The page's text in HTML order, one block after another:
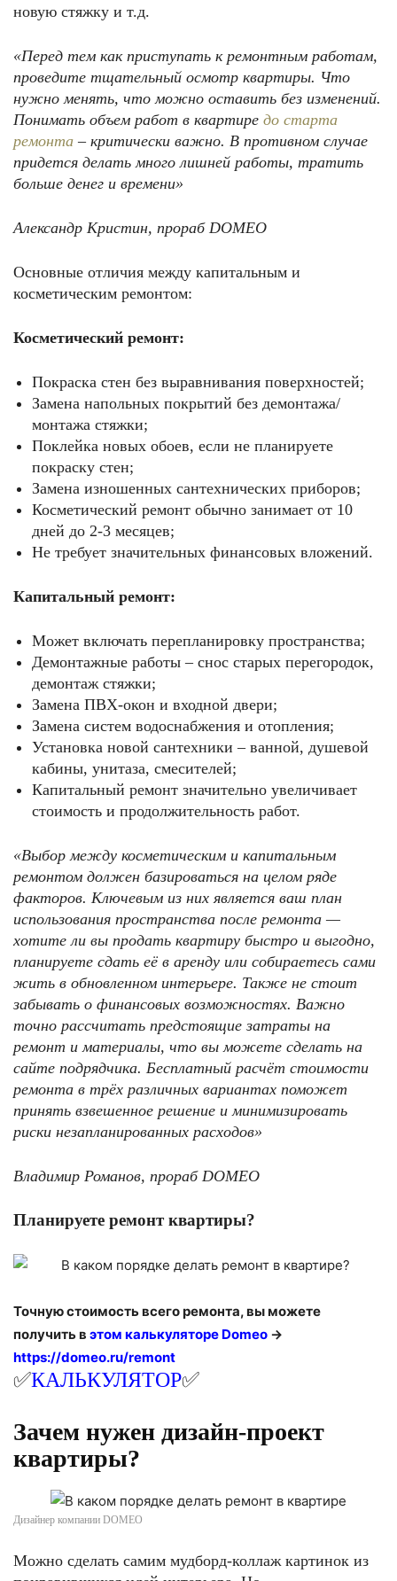
новую стяжку и т.д.
«Перед тем как приступать к ремонтным работам,
проведите тщательный осмотр квартиры. Что
нужно менять, что можно оставить без изменений.
Понимать объем работ в квартире до старта
ремонта – критически важно. В противном случае
придется делать много лишней работы, тратить
больше денег и времени»
Александр Кристин, прораб DOMEO
Основные отличия между капитальным и
косметическим ремонтом:
Косметический ремонт:
Покраска стен без выравнивания поверхностей;
Замена напольных покрытий без демонтажа/
монтажа стяжки;
Поклейка новых обоев, если не планируете
покраску стен;
Замена изношенных сантехнических приборов;
Косметический ремонт обычно занимает от 10
дней до 2-3 месяцев;
Не требует значительных финансовых вложений.
Капитальный ремонт:
Может включать перепланировку пространства;
Демонтажные работы – снос старых перегородок,
демонтаж стяжки;
Замена ПВХ-окон и входной двери;
Замена систем водоснабжения и отопления;
Установка новой сантехники – ванной, душевой
кабины, унитаза, смесителей;
Капитальный ремонт значительно увеличивает
стоимость и продолжительность работ.
«Выбор между косметическим и капитальным
ремонтом должен базироваться на целом ряде
факторов. Ключевым из них является ваш план
использования пространства после ремонта —
хотите ли вы продать квартиру быстро и выгодно,
планируете сдать её в аренду или собираетесь сами
жить в обновленном интерьере. Также не стоит
забывать о финансовых возможностях. Важно
точно рассчитать предстоящие затраты на
ремонт и материалы, что вы можете сделать на
сайте подрядчика. Бесплатный расчёт стоимости
ремонта в трёх различных вариантах поможет
принять взвешенное решение и минимизировать
риски незапланированных расходов»
Владимир Романов, прораб DOMEO
Планируете ремонт квартиры?
Точную стоимость всего ремонта, вы можете
получить в этом калькуляторе Domeo ->
https://domeo.ru/remont
✅КАЛЬКУЛЯТОР✅
Зачем нужен дизайн-проект
квартиры?
Дизайнер компании DOMEO
Можно сделать самим мудборд-коллаж картинок из